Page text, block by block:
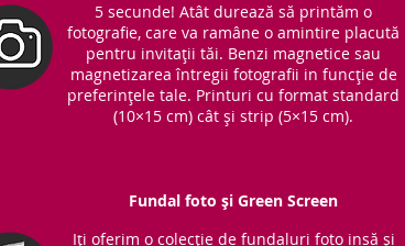
5 secunde! Atât durează să printăm o
fotografie, care va ramâne o amintire placută
pentru invitații tăi. Benzi magnetice sau
magnetizarea întregii fotografii in funcție de
preferințele tale. Printuri cu format standard
(10×15 cm) cât și strip (5×15 cm).
Fundal foto și Green Screen
Iți oferim o colecție de fundaluri foto insă și